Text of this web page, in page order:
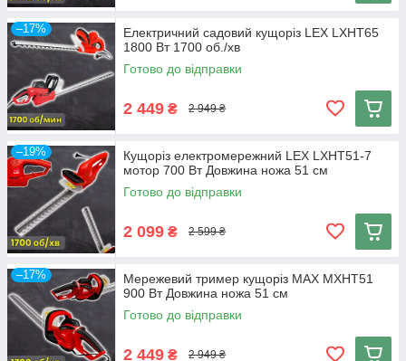
–17%
Електричний садовий кущоріз LEX LXHT65
1800 Вт 1700 об./хв
Готово до відправки
2 449 ₴ 2 949 ₴
–19%
Кущоріз електромережний LEX LXHT51-7
мотор 700 Вт Довжина ножа 51 см
Готово до відправки
2 099 ₴ 2 599 ₴
–17%
Мережевий тример кущоріз MAX MXHT51
900 Вт Довжина ножа 51 см
Готово до відправки
2 449 ₴ 2 949 ₴